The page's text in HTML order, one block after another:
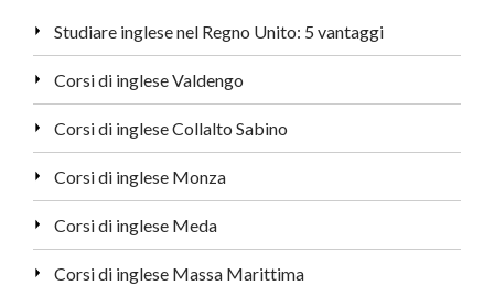
Studiare inglese nel Regno Unito: 5 vantaggi
Corsi di inglese Valdengo
Corsi di inglese Collalto Sabino
Corsi di inglese Monza
Corsi di inglese Meda
Corsi di inglese Massa Marittima